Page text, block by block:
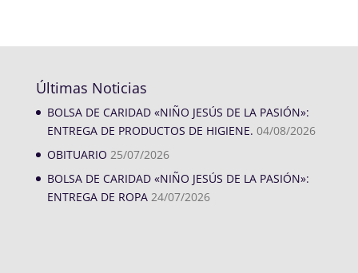
Últimas Noticias
BOLSA DE CARIDAD «NIÑO JESÚS DE LA PASIÓN»:
ENTREGA DE PRODUCTOS DE HIGIENE. 04/08/2026
OBITUARIO 25/07/2026
BOLSA DE CARIDAD «NIÑO JESÚS DE LA PASIÓN»:
ENTREGA DE ROPA 24/07/2026